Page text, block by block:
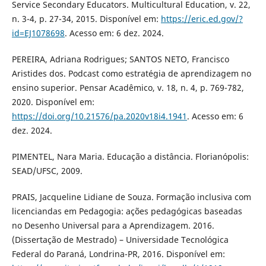
Service Secondary Educators. Multicultural Education, v. 22,
n. 3-4, p. 27-34, 2015. Disponível em: https://eric.ed.gov/?
id=EJ1078698. Acesso em: 6 dez. 2024.
PEREIRA, Adriana Rodrigues; SANTOS NETO, Francisco
Aristides dos. Podcast como estratégia de aprendizagem no
ensino superior. Pensar Acadêmico, v. 18, n. 4, p. 769-782,
2020. Disponível em:
https://doi.org/10.21576/pa.2020v18i4.1941 . Acesso em: 6
dez. 2024.
PIMENTEL, Nara Maria. Educação a distância. Florianópolis:
SEAD/UFSC, 2009.
PRAIS, Jacqueline Lidiane de Souza. Formação inclusiva com
licenciandas em Pedagogia: ações pedagógicas baseadas
no Desenho Universal para a Aprendizagem. 2016.
(Dissertação de Mestrado) – Universidade Tecnológica
Federal do Paraná, Londrina-PR, 2016. Disponível em: